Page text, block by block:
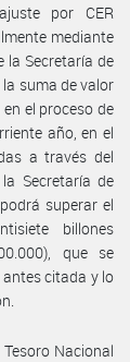
por CER
mediante
la Secretaría de
suma de valor
el proceso de
año, en el
a través del
Secretaría de
superar el
billones
que se
citada y lo
Tesoro Nacional